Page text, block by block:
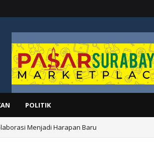
POLITIK